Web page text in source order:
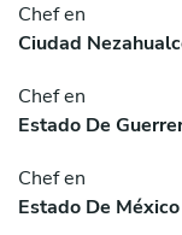
Chef en
Ciudad
Chef en
Estado De
Chef en
Estado De México